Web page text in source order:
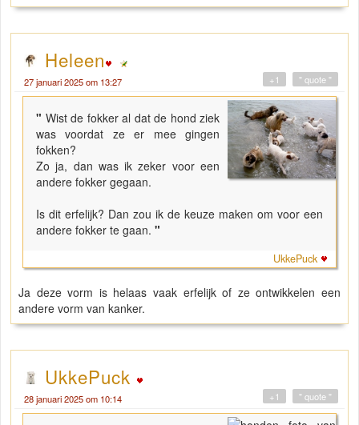
Heleen
27 januari 2025 om 13:27 " quote "
+1
" Wist de fokker al dat de hond ziek
was voordat ze er mee gingen
fokken?
Zo ja, dan was ik zeker voor een
andere fokker gegaan.
Is dit erfelijk? Dan zou ik de keuze maken om voor een
andere fokker te gaan. "
UkkePuck
Ja deze vorm is helaas vaak erfelijk of ze ontwikkelen een
andere vorm van kanker.
UkkePuck
28 januari 2025 om 10:14 " quote "
+1